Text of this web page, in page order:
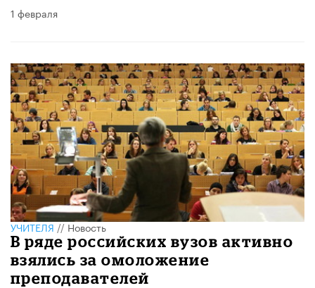
1 февраля
УЧИТЕЛЯ//Новость
В ряде российских вузов активно
взялись за омоложение
преподавателей